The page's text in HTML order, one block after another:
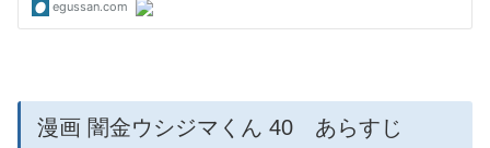
漫画 闇金ウシジマくん 40 あらすじ